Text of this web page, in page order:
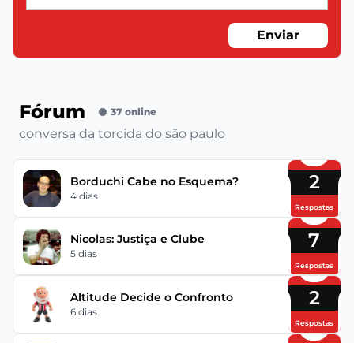
Enviar
Fórum 37 online
conversa da torcida do são paulo
Borduchi Cabe no Esquema?
4 dias
2
Respostas
Nicolas: Justiça e Clube
5 dias
7
Respostas
Altitude Decide o Confronto
6 dias
2
Respostas